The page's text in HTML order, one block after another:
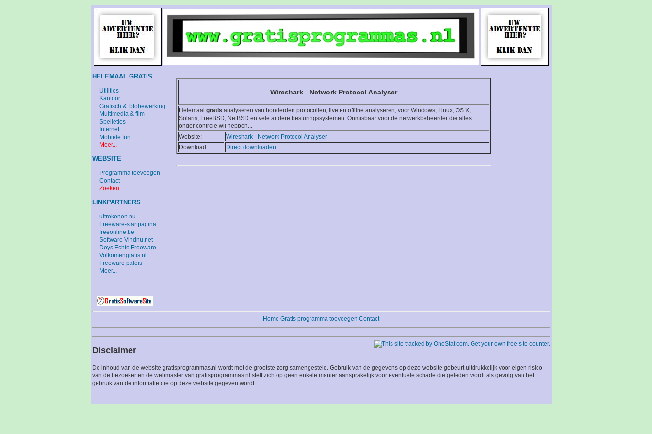
Wireshark - Network Protocol Analyser
Helemaal gratis analyseren van honderden protocollen, live en offline analyseren, voor Windows, Linux, OS X,
Solaris, FreeBSD, NetBSD en vele andere besturingssystemen. Onmisbaar voor de netwerkbeheerder die alles
onder controle wil hebben...
Website:
Wireshark - Network Protocol Analyser
Download:
Direct downloaden
HELEMAAL GRATIS
Utilities
Kantoor
Grafisch & fotobewerking
Multimedia & film
Spelletjes
Internet
Mobiele fun
Meer...
WEBSITE
Programma toevoegen
Contact
Zoeken...
LINKPARTNERS
uitrekenen.nu
Freeware-startpagina
freeonline.be
Software Vindnu.net
Doys Echte Freeware
Volkomengratis.nl
Freeware paleis
Meer...
Home Gratis programma toevoegen Contact
Disclaimer
De inhoud van de website gratisprogrammas.nl wordt met de grootste zorg samengesteld. Gebruik van de gegevens op deze website gebeurt uitdrukkelijk voor eigen risico
van de bezoeker en de webmaster van gratisprogrammas.nl stelt zich op geen enkele manier aansprakelijk voor eventuele schade die geleden wordt als gevolg van het
gebruik van de informatie die op deze website gegeven wordt.